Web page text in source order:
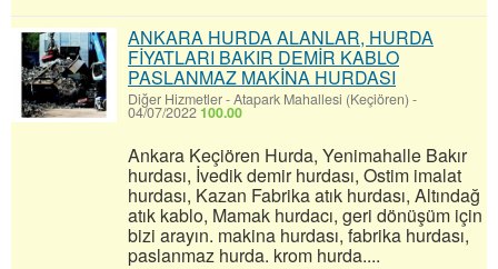
ANKARA HURDA ALANLAR, HURDA
FİYATLARI BAKIR DEMİR KABLO
PASLANMAZ MAKİNA HURDASI
Diğer Hizmetler-Atapark Mahallesi (Keçiören) -
04/07/2022 100.00
Ankara Keçiören Hurda, Yenimahalle Bakır
hurdası, İvedik demir hurdası, Ostim imalat
hurdası, Kazan Fabrika atık hurdası, Altındağ
atık kablo, Mamak hurdacı, geri dönüşüm için
bizi arayın. makina hurdası, fabrika hurdası,
paslanmaz hurda. krom hurda....